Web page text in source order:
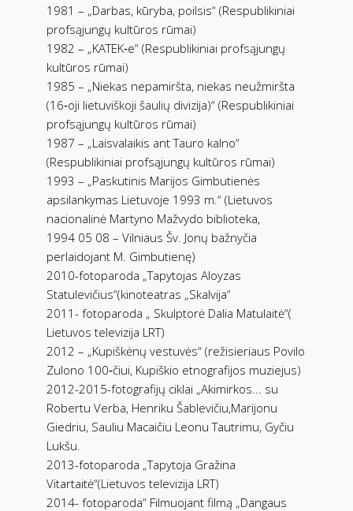
1981 – „Darbas, kūryba, poilsis“ (Respublikiniai
profsąjungų kultūros rūmai)
1982 – „KATEK‑e“ (Respublikiniai profsąjungų
kultūros rūmai)
1985 – „Niekas nepamiršta, niekas neužmiršta
(16‑oji lietuviškoji šaulių divizija)“ (Respublikiniai
profsąjungų kultūros rūmai)
1987 – „Laisvalaikis ant Tauro kalno“
(Respublikiniai profsąjungų kultūros rūmai)
1993 – „Paskutinis Marijos Gimbutienės
apsilankymas Lietuvoje 1993 m.“ (Lietuvos
nacionalinė Martyno Mažvydo biblioteka,
1994 05 08 – Vilniaus Šv. Jonų bažnyčia
perlaidojant M. Gimbutienę)
2010-fotoparoda „Tapytojas Aloyzas
Statulevičius“(kinoteatras „Skalvija“
2011- fotoparoda „ Skulptorė Dalia Matulaitė“(
Lietuvos televizija LRT)
2012 – „Kupiškėnų vestuvės“ (režisieriaus Povilo
Zulono 100‑čiui, Kupiškio etnografijos muziejus)
2012-2015-fotografijų ciklai „Akimirkos... su
Robertu Verba, Henriku Šablevičiu,Marijonu
Giedriu, Sauliu Macaičiu Leonu Tautrimu, Gyčiu
Lukšu.
2013-fotoparoda „Tapytoja Gražina
Vitartaitė“(Lietuvos televizija LRT)
2014- fotoparoda“ Filmuojant filmą „Dangaus